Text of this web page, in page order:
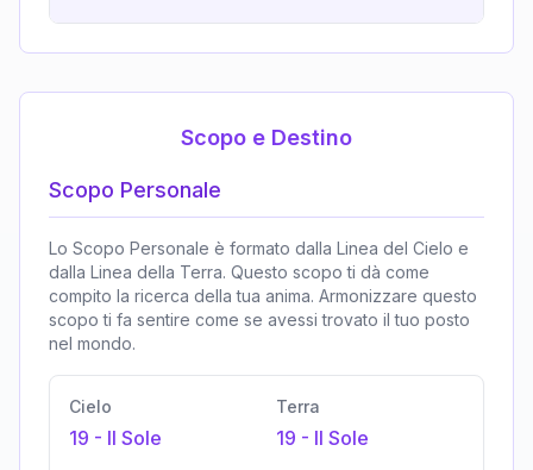
Scopo e Destino
Scopo Personale
Lo Scopo Personale è formato dalla Linea del Cielo e
dalla Linea della Terra. Questo scopo ti dà come
compito la ricerca della tua anima. Armonizzare questo
scopo ti fa sentire come se avessi trovato il tuo posto
nel mondo.
Cielo
19 - Il Sole
Terra
19 - Il Sole